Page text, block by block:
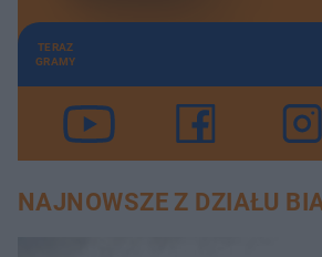
TERAZ
GRAMY
NAJNOWSZE Z DZIAŁU